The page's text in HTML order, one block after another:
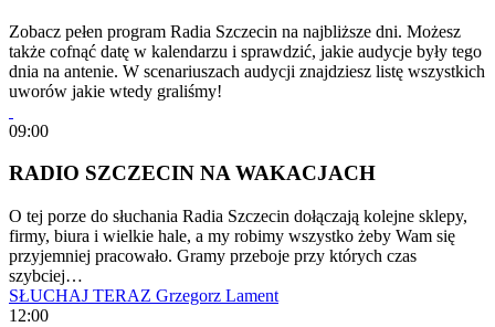
Zobacz pełen program Radia Szczecin na najbliższe dni. Możesz
także cofnąć datę w kalendarzu i sprawdzić, jakie audycje były tego
dnia na antenie. W scenariuszach audycji znajdziesz listę wszystkich
uworów jakie wtedy graliśmy!
09:00
RADIO SZCZECIN NA WAKACJACH
O tej porze do słuchania Radia Szczecin dołączają kolejne sklepy,
firmy, biura i wielkie hale, a my robimy wszystko żeby Wam się
przyjemniej pracowało. Gramy przeboje przy których czas
szybciej…
SŁUCHAJ TERAZ Grzegorz Lament
12:00